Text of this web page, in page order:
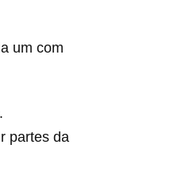
um com
partes da